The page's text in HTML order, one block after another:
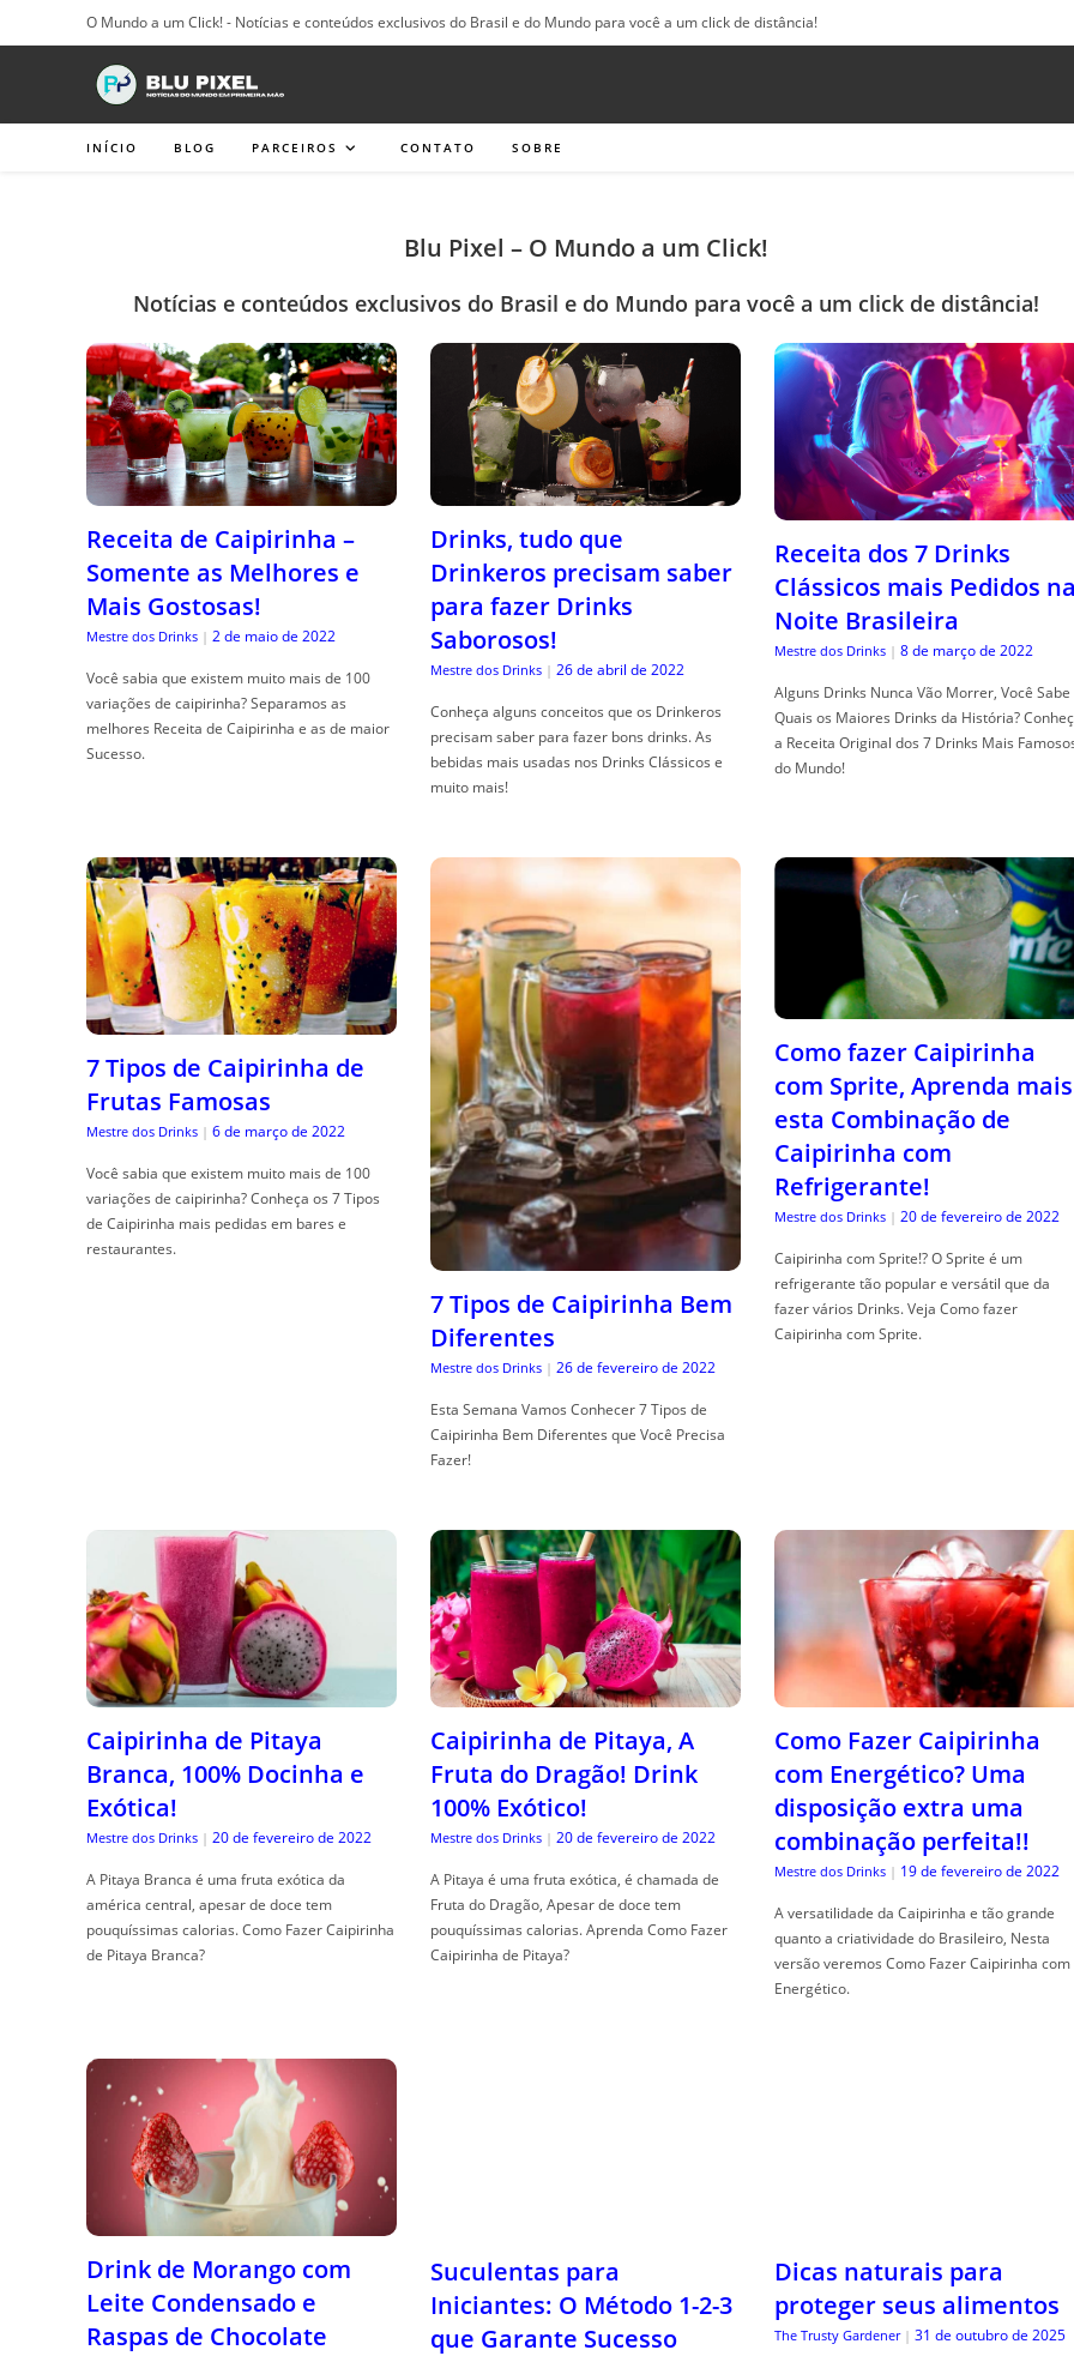
para
O Mundo a um Click! - Notícias e conteúdos exclusivos do Brasil e do Mundo para você a um click de distância!
INÍCIO BLOG PARCEIROS CONTATO SOBRE
Blu Pixel – O Mundo a um Click!
Notícias e conteúdos exclusivos do Brasil e do Mundo para você a um click de distância!
Receita de Caipirinha –
Somente as Melhores e
Mais Gostosas!
Mestre dos Drinks | 2 de maio de 2022
Você sabia que existem muito mais de 100
variações de caipirinha? Separamos as
melhores Receita de Caipirinha e as de maior
Sucesso.
Drinks, tudo que
Drinkeros precisam saber
para fazer Drinks
Saborosos!
Mestre dos Drinks | 26 de abril de 2022
Conheça alguns conceitos que os Drinkeros
precisam saber para fazer bons drinks. As
bebidas mais usadas nos Drinks Clássicos e
muito mais!
Receita dos 7 Drinks
Clássicos mais Pedidos
Noite Brasileira
Mestre dos Drinks | 8 de março de 2022
Alguns Drinks Nunca Vão Morrer, Você Sabe
Quais os Maiores Drinks da História?
a Receita Original dos 7 Drinks Mais
do Mundo!
7 Tipos de Caipirinha de
Frutas Famosas
Mestre dos Drinks | 6 de março de 2022
Você sabia que existem muito mais de 100
variações de caipirinha? Conheça os 7 Tipos
de Caipirinha mais pedidas em bares e
restaurantes.
7 Tipos de Caipirinha Bem
Diferentes
Mestre dos Drinks | 26 de fevereiro de 2022
Esta Semana Vamos Conhecer 7 Tipos de
Caipirinha Bem Diferentes que Você Precisa
Fazer!
Como fazer Caipirinha
com Sprite, Aprenda mais
esta Combinação de
Caipirinha com
Refrigerante!
Mestre dos Drinks | 20 de fevereiro de 2022
Caipirinha com Sprite!? O Sprite é um
refrigerante tão popular e versátil que da
fazer vários Drinks. Veja Como fazer
Caipirinha com Sprite.
Caipirinha de Pitaya
Branca, 100% Docinha e
Exótica!
Mestre dos Drinks | 20 de fevereiro de 2022
A Pitaya Branca é uma fruta exótica da
américa central, apesar de doce tem
pouquíssimas calorias. Como Fazer Caipirinha
de Pitaya Branca?
Caipirinha de Pitaya, A
Fruta do Dragão! Drink
100% Exótico!
Mestre dos Drinks | 20 de fevereiro de 2022
A Pitaya é uma fruta exótica, é chamada de
Fruta do Dragão, Apesar de doce tem
pouquíssimas calorias. Aprenda Como Fazer
Caipirinha de Pitaya?
Como Fazer Caipirinha
com Energético? Uma
disposição extra uma
combinação perfeita!!
Mestre dos Drinks | 19 de fevereiro de 2022
A versatilidade da Caipirinha e tão grande
quanto a criatividade do Brasileiro, Nesta
versão veremos Como Fazer Caipirinha com
Energético.
Drink de Morango com
Leite Condensado e
Raspas de Chocolate
Suculentas para
Iniciantes: O Método 1-2-3
que Garante Sucesso
Dicas naturais para
proteger seus alimentos
The Trusty Gardener | 31 de outubro de 2025